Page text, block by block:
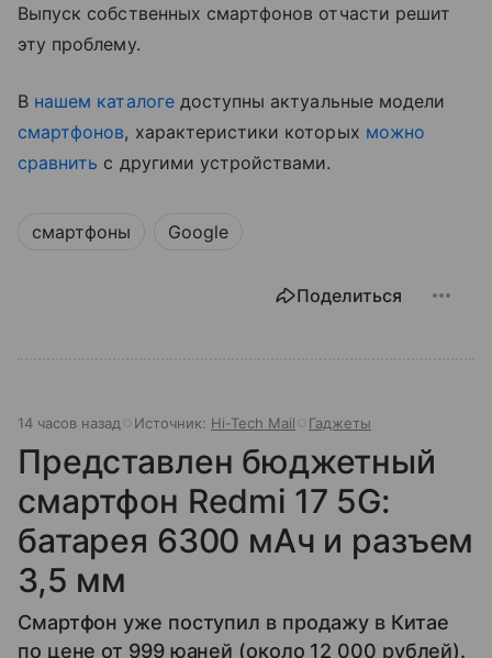
Выпуск собственных смартфонов отчасти решит
эту проблему.
В нашем каталогедоступны актуальные модели
смартфонов, характеристики которых можно
сравнить с другими устройствами.
смартфоны Google
Поделиться
14 часов назад Источник: Hi-Tech Mail Гаджеты
Представлен бюджетный
смартфон Redmi 17 5G:
батарея 6300 мАч и разъем
3,5 мм
Смартфон уже поступил в продажу в Китае
по цене от 999 юаней (около 12 000 рублей).